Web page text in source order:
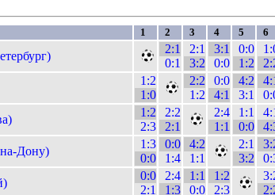
1 2 3 4 5 6
2:1
0:1
2:1
3:2
3:1
0:0
0:0
1:2
1:2
1:0
2:2
1:2
0:0
4:1
4:2
3:1
1:2
2:3
2:2
2:1
2:4
1:1
1:1
0:0
Дону)
1:3
0:0
0:0
1:4
4:2
1:1
2:1
3:2
0:0
2:1
2:4
1:3
1:1
0:0
1:2
2:3